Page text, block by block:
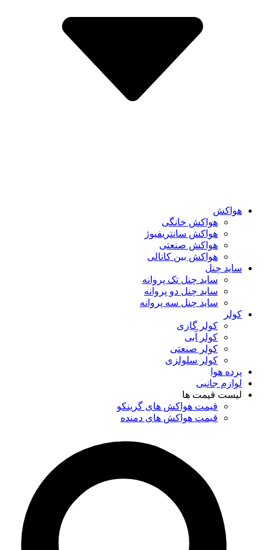
هواکش
هواکش خانگی
هواکش سانتریفیوژ
هواکش صنعتی
هواکش بین کانالی
ساید چنل
ساید چنل تک پروانه
ساید چنل دو پروانه
ساید چنل سه پروانه
کولر
کولر گازی
کولر آبی
کولر صنعتی
کولر سلولزی
پرده هوا
لوازم جانبی
لیست قیمت ها
قیمت هواکش های گرینکو
قیمت هواکش های دمنده